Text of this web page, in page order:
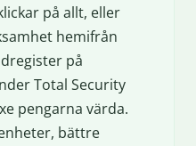
på allt, eller
hemifrån
på
Total Security
pengarna värda.
bättre